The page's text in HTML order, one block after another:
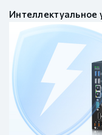
Интеллектуальное